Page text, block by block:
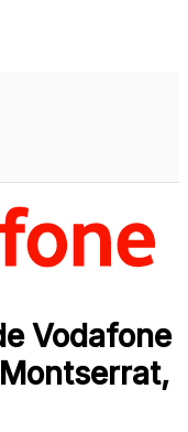
Vodafone